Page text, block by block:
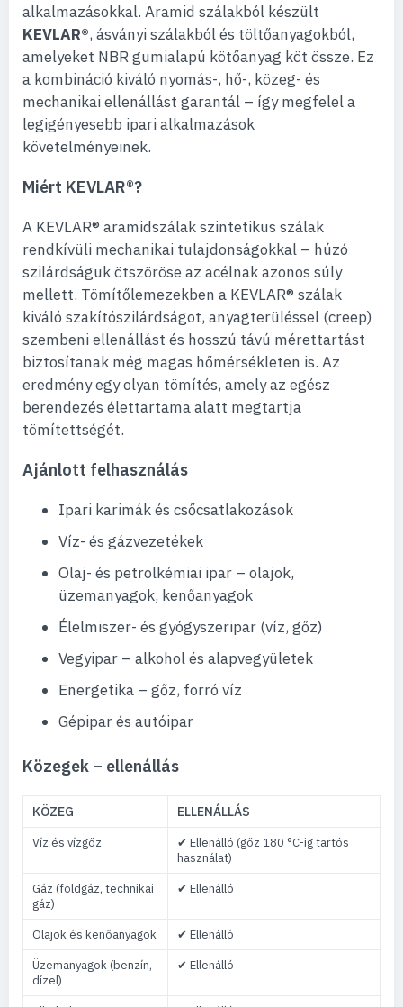
alkalmazásokkal. Aramid szálakból készült
KEVLAR®, ásványi szálakból és töltőanyagokból,
amelyeket NBR gumialapú kötőanyag köt össze. Ez
a kombináció kiváló nyomás-, hő-, közeg- és
mechanikai ellenállást garantál – így megfelel a
legigényesebb ipari alkalmazások
követelményeinek.
Miért KEVLAR®?
A KEVLAR® aramidszálak szintetikus szálak
rendkívüli mechanikai tulajdonságokkal – húzó
szilárdságuk ötszöröse az acélnak azonos súly
mellett. Tömítőlemezekben a KEVLAR® szálak
kiváló szakítószilárdságot, anyagterüléssel (creep)
szembeni ellenállást és hosszú távú mérettartást
biztosítanak még magas hőmérsékleten is. Az
eredmény egy olyan tömítés, amely az egész
berendezés élettartama alatt megtartja
tömítettségét.
Ajánlott felhasználás
Ipari karimák és csőcsatlakozások
Víz- és gázvezetékek
Olaj- és petrolkémiai ipar – olajok,
üzemanyagok, kenőanyagok
Élelmiszer- és gyógyszeripar (víz, gőz)
Vegyipar – alkohol és alapvegyületek
Energetika – gőz, forró víz
Gépipar és autóipar
Közegek – ellenállás
KÖZEG ELLENÁLLÁS
Víz és vízgőz
✔ Ellenálló (gőz 180 °C-ig tartós
használat)
Gáz (földgáz, technikai
gáz)
✔ Ellenálló
Olajok és kenőanyagok
✔ Ellenálló
Üzemanyagok (benzín,
dízel)
✔ Ellenálló